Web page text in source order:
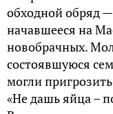
обходной обряд
начавшееся на
новобрачных.
состоявшуюся
могли
«Не дашь яйца –